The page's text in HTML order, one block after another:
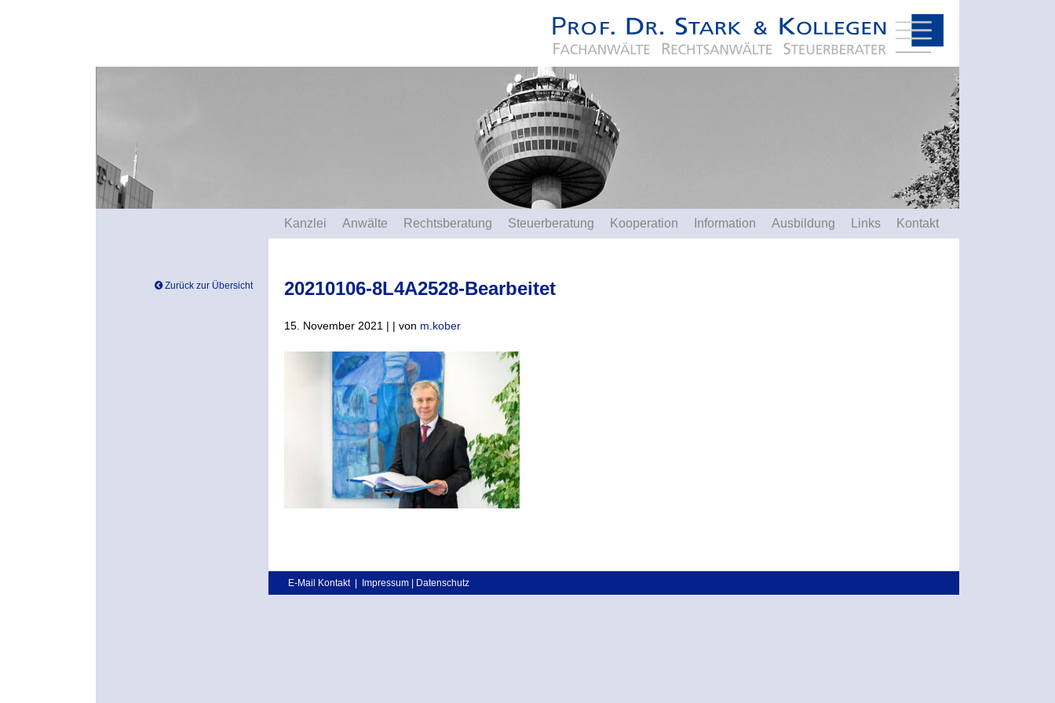
Kanzlei Anwälte Rechtsberatung Steuerberatung Kooperation Information Ausbildung Links Kontakt
Zurück zur Übersicht 20210106-8L4A2528-Bearbeitet
15. November 2021 | | von m.kober
E-Mail Kontakt| Impressum Datenschutz